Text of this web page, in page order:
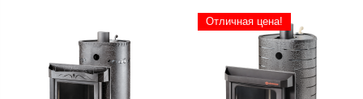
Отличная цена!